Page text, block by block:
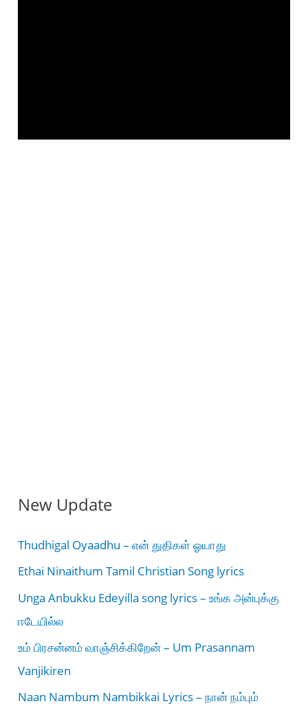
New Update
Thudhigal Oyaadhu – என் துதிகள் ஓயாது
Ethai Ninaithum Tamil Christian Song lyrics
Unga Anbukku Edeyilla song lyrics – உங்க அன்புக்கு
ஈடேயில்ல
உம் பிரசன்னம் வாஞ்சிக்கிறேன் – Um Prasannam
Vanjikiren
Naan Nambum Nambikkai Lyrics – நான் நம்பும்